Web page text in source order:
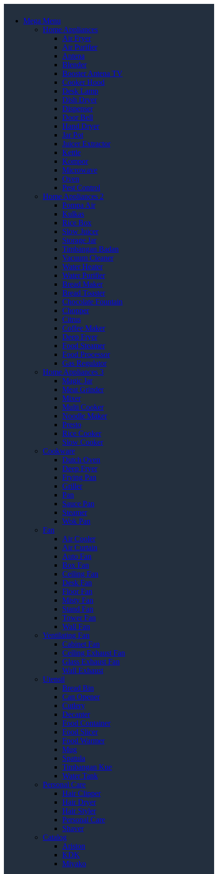
Mega Menu
Home Appliances
Air Fryer
Air Purifier
Antena
Blender
Booster Antena TV
Cooker Hood
Desk Lamp
Dish Dryer
Dispenser
Door Bell
Hand Dryer
Jar Pot
Juicer Extractor
Kettle
Kompor
Microwave
Oven
Pest Control
Home Appliances 2
Pompa Air
Kulkas
Rice Box
Slow Juicer
Storage Jar
Timbangan Badan
Vacuum Cleaner
Water Heater
Water Purifier
Bread Maker
Bread Toaster
Chocolate Fountain
Chopper
Citrus
Coffee Maker
Deep Fryer
Food Steamer
Food Processor
Gas Regulator
Home Appliances 3
Magic Jar
Meat Grinder
Mixer
Multi Cooker
Noodle Maker
Presto
Rice Cooker
Slow Cooker
Cookware
Dutch Oven
Deep Fryer
Frying Pan
Griller
Pan
Sauce Pan
Steamer
Wok Pan
Fan
Air Cooler
Air Curtain
Auto Fan
Box Fan
Ceiling Fan
Desk Fan
Floor Fan
Misty Fan
Stand Fan
Tower Fan
Wall Fan
Ventilating Fan
Cabinet Fan
Ceiling Exhaust Fan
Glass Exhaust Fan
Wall Exhaust
Utensil
Bread Bin
Can Opener
Cutlery
Decanter
Food Container
Food Slicer
Food Warmer
Mug
Spatula
Timbangan Kue
Water Tank
Personal Care
Hair Clipper
Hair Dryer
Hair Styler
Personal Care
Shaver
Catalog
Ariston
KDK
Miyako